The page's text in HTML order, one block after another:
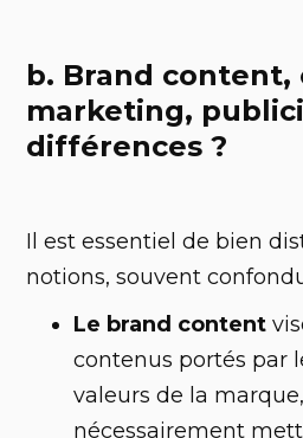
b. Brand
marketing,
différences ?
Il est essentiel de bien
notions, souvent
Le brand content
contenus portés par
valeurs de la
nécessairement